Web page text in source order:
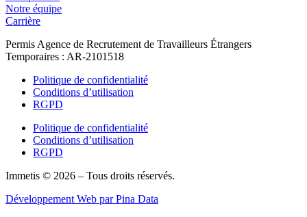
Notre équipe
Carrière
Permis Agence de Recrutement de Travailleurs Étrangers
Temporaires : AR-2101518
Politique de confidentialité
Conditions d’utilisation
RGPD
Politique de confidentialité
Conditions d’utilisation
RGPD
Immetis © 2026 – Tous droits réservés.
Développement Web par Pina Data